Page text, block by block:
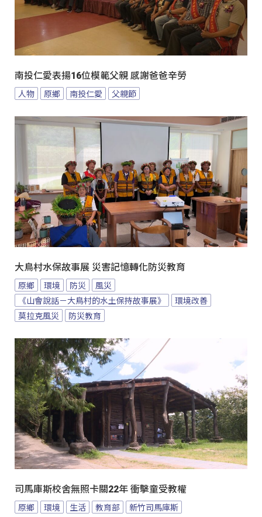
南投仁愛表揚16位模範父親 感謝爸爸辛勞
人物 原鄉 南投仁愛 父親節
大鳥村水保故事展 災害記憶轉化防災教育
原鄉 環境 防災
風災
《山會說話－大鳥村的水土保持故事展》
環境改善
莫拉克風災
防災教育
司馬庫斯校舍無照卡關22年 衝擊童受教權
原鄉 環境 生活 教育部 新竹司馬庫斯